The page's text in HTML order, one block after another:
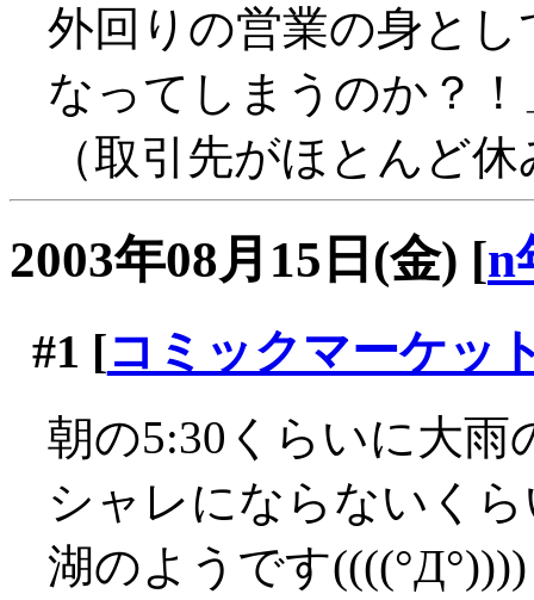
外回りの営業の身と
なってしまうのか？
（取引先がほとんど
2003年08月15日(金) [n
#1 [コミックマーケッ
朝の5:30くらいに大雨
シャレにならないく
湖のようです((((°Д°))))